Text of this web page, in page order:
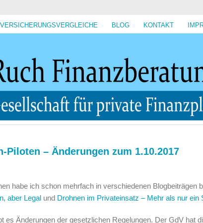
VERSICHERUNGSVERGLEICHE BLOG KONTAKT
Pilo­ten – Änderungen zum 1.10.2017
habe ich schon mehrfach in verschiedenen Blogbeiträgen
aber Legal und Drohnen im Privateinsatz – Mehr als nur ein
es Änderungen der gesetzlichen Regelungen. Der GdV hat